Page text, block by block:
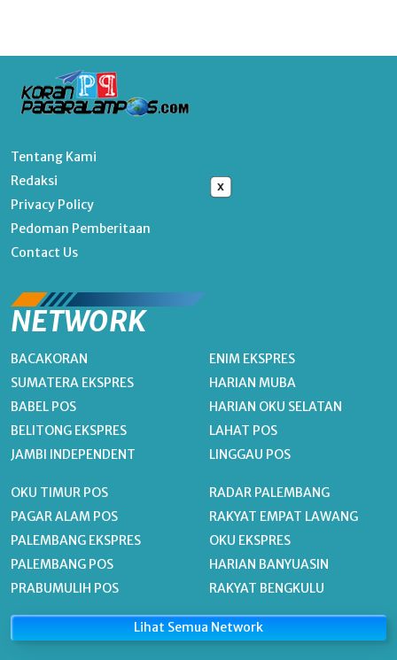
x
Tentang Kami
Redaksi
Privacy Policy
Pedoman Pemberitaan
Contact Us
NETWORK
BACAKORAN
SUMATERA EKSPRES
BABEL POS
BELITONG EKSPRES
JAMBI INDEPENDENT
ENIM EKSPRES
HARIAN MUBA
HARIAN OKU SELATAN
LAHAT POS
LINGGAU POS
OKU TIMUR POS
PAGAR ALAM POS
PALEMBANG EKSPRES
PALEMBANG POS
PRABUMULIH POS
RADAR PALEMBANG
RAKYAT EMPAT LAWANG
OKU EKSPRES
HARIAN BANYUASIN
RAKYAT BENGKULU
Lihat Semua Network